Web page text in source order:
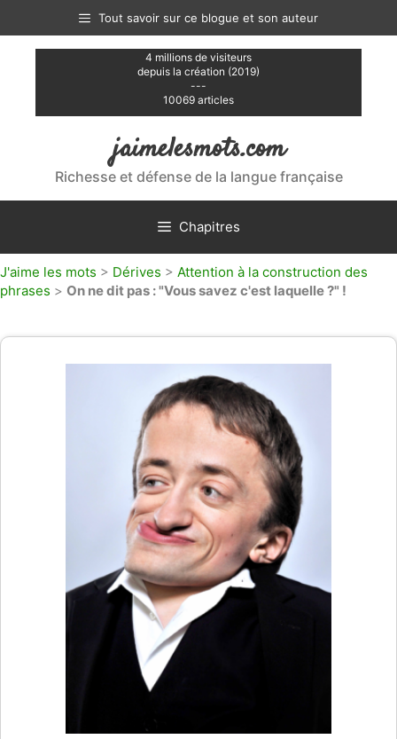
contenu
Tout savoir sur ce blogue et son auteur
4 millions de visiteurs
depuis la création (2019)
---
10069 articles
jaimelesmots.com
Richesse et défense de la langue française
Chapitres
J'aime les mots > Dérives > Attention à la construction des
phrases > On ne dit pas : "Vous savez c'est laquelle ?" !